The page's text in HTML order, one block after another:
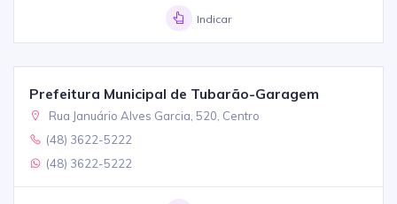
Indicar
Prefeitura Municipal de Tubarão-Garagem
Rua Januário Alves Garcia, 520, Centro
(48) 3622-5222
(48) 3622-5222